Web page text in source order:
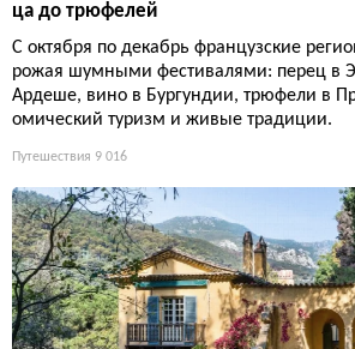
ца до трюфелей
С октября по декабрь французские
рожая шумными фестивалями: перец в
Ардеше, вино в Бургундии, трюфели в
омический туризм и живые традиции.
Путешествия 9 016